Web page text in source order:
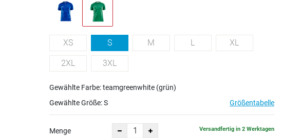
XS S M L XL
2XL 3XL
Gewählte Farbe: teamgreenwhite (grün)
Gewählte Größe:S Größentabelle
Menge Versandfertig in 2 Werktagen